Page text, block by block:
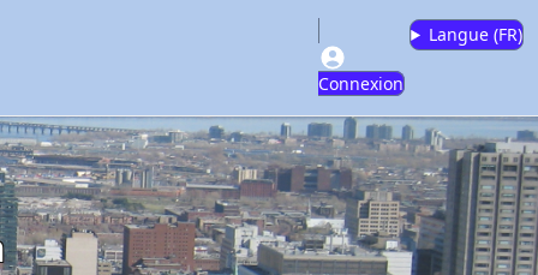
Connexion
Langue (FR)